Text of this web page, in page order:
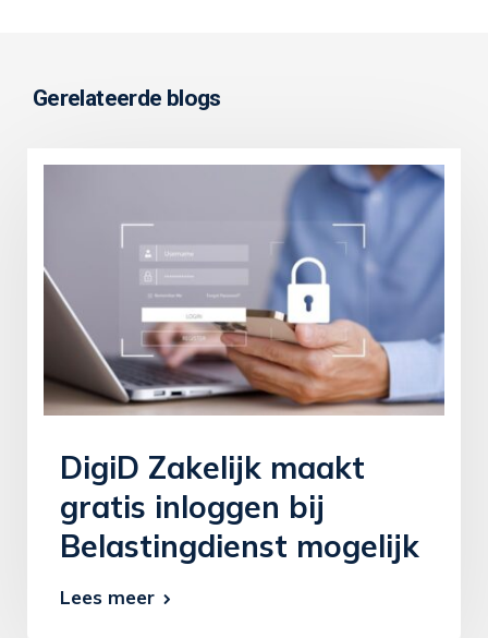
Gerelateerde blogs
DigiD Zakelijk maakt
gratis inloggen bij
Belastingdienst mogelijk
Lees meer